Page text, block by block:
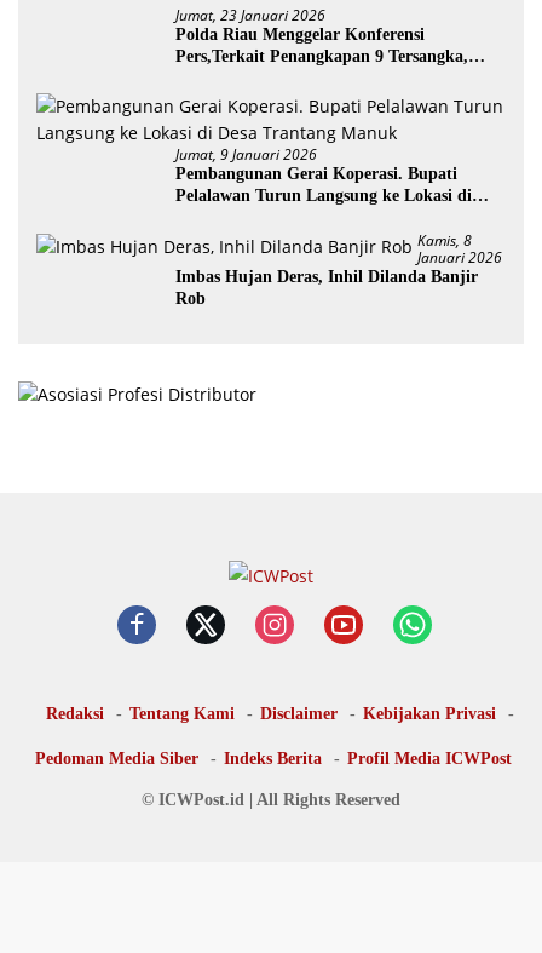
Jumat, 23 Januari 2026
Polda Riau Menggelar Konferensi
Pers,Terkait Penangkapan 9 Tersangka,
Tesso Nilo
Jumat, 9 Januari 2026
Pembangunan Gerai Koperasi. Bupati
Pelalawan Turun Langsung ke Lokasi di
Kamis, 8
Januari 2026
Imbas Hujan Deras, Inhil Dilanda Banjir
Rob
Redaksi Tentang Kami Disclaimer Kebijakan Privasi
Pedoman Media Siber Indeks Berita Profil Media ICWPost
© ICWPost.id | All Rights Reserved